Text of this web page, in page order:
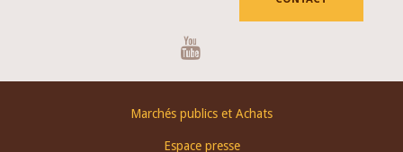
Marchés publics et Achats
Espace presse